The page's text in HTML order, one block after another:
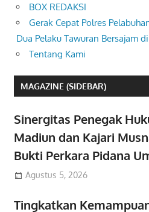
BOX REDAKSI
Gerak Cepat Polres
Dua Pelaku Tawuran Bersajam
Tentang Kami
MAGAZINE (SIDEBAR)
Sinergitas Penegak
Madiun dan Kajari
Bukti Perkara Pidana
Agustus 5, 2026
Tingkatkan